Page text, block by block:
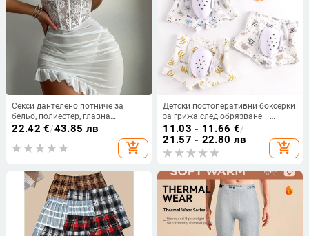
Секси дантелено потниче за
бельо, полиестер, главна
материя 95% полиестер, за
млади жени 18–40 години, не
безшевно, опаковано в торбичка
22.42 €/43.85 лв
add_shopping_cart
Детски постоперативни боксерки
за грижа след обрязване –
дишащи памучни, безшевни
11.03 - 11.66 €/
21.57 - 22.80 лв
add_shopping_cart